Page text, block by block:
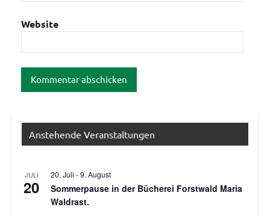
Website
Anstehende Veranstaltungen
JULI
20
20. Juli -9. August
Sommerpause in der Bücherei Forstwald Maria
Waldrast.